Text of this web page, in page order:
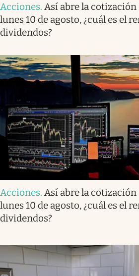
Acciones. Así abre la cotización
lunes 10 de agosto, ¿cuál es el
dividendos?
Acciones. Así abre la cotización
lunes 10 de agosto, ¿cuál es el
dividendos?